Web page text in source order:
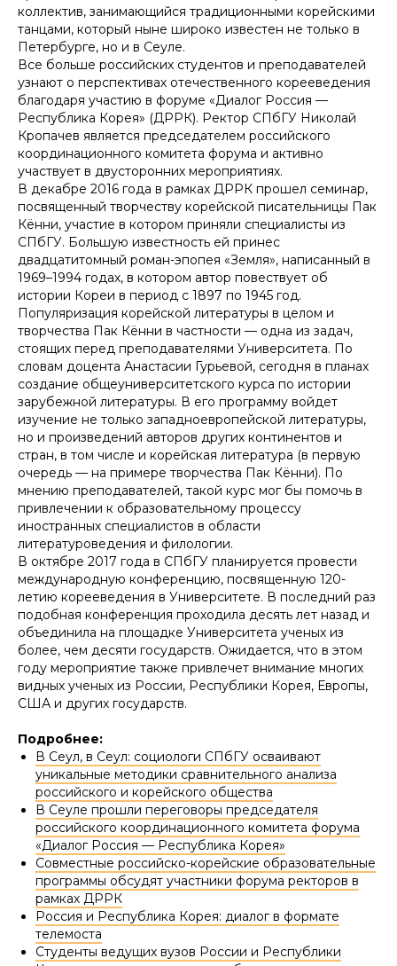
коллектив, занимающийся традиционными корейскими
танцами, который ныне широко известен не только в
Петербурге, но и в Сеуле.
Все больше российских студентов и преподавателей
узнают о перспективах отечественного корееведения
благодаря участию в форуме «Диалог Россия —
Республика Корея» (ДРРК). Ректор СПбГУ Николай
Кропачев является председателем российского
координационного комитета форума и активно
участвует в двусторонних мероприятиях.
В декабре 2016 года в рамках ДРРК прошел семинар,
посвященный творчеству корейской писательницы Пак
Кённи, участие в котором приняли специалисты из
СПбГУ. Большую известность ей принес
двадцатитомный роман-эпопея «Земля», написанный в
1969–1994 годах, в котором автор повествует об
истории Кореи в период с 1897 по 1945 год.
Популяризация корейской литературы в целом и
творчества Пак Кённи в частности — одна из задач,
стоящих перед преподавателями Университета. По
словам доцента Анастасии Гурьевой, сегодня в планах
создание общеуниверситетского курса по истории
зарубежной литературы. В его программу войдет
изучение не только западноевропейской литературы,
но и произведений авторов других континентов и
стран, в том числе и корейская литература (в первую
очередь — на примере творчества Пак Кённи). По
мнению преподавателей, такой курс мог бы помочь в
привлечении к образовательному процессу
иностранных специалистов в области
литературоведения и филологии.
В октябре 2017 года в СПбГУ планируется провести
международную конференцию, посвященную 120-
летию корееведения в Университете. В последний раз
подобная конференция проходила десять лет назад и
объединила на площадке Университета ученых из
более, чем десяти государств. Ожидается, что в этом
году мероприятие также привлечет внимание многих
видных ученых из России, Республики Корея, Европы,
США и других государств.
Подробнее:
В Сеул, в Сеул: социологи СПбГУ осваивают
уникальные методики сравнительного анализа
российского и корейского общества
В Сеуле прошли переговоры председателя
российского координационного комитета форума
«Диалог Россия — Республика Корея»
Совместные российско-корейские образовательные
программы обсудят участники форума ректоров в
рамках ДРРК
Россия и Республика Корея: диалог в формате
телемоста
Студенты ведущих вузов России и Республики